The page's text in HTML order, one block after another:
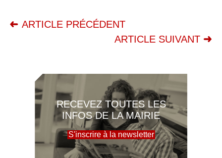
ARTICLE PRÉCÉDENT
ARTICLE SUIVANT
RECEVEZ TOUTES LES
INFOS DE LA MAIRIE
S'inscrire à la newsletter